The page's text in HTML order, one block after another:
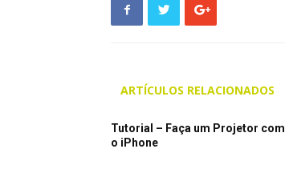
ARTÍCULOS RELACIONADOS
Tutorial – Faça um Projetor com
o iPhone